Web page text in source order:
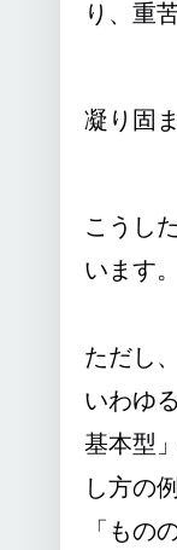
り、重
凝り固
こうし
います。
ただし
いわゆ
基本型
し方の
「もの